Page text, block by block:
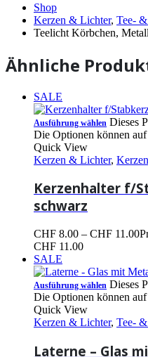
Shop
Kerzen & Lichter, Tee-
Teelicht Körbchen, Metall
Ähnliche
SALE
Ausführung wählen Dieses
Die Optionen können
Quick View
Kerzen & Lichter,
Kerzenhalter f/
schwarz
CHF 8.00 – CHF 11.00
CHF 11.00
SALE
Ausführung wählen Dieses
Die Optionen können
Quick View
Kerzen & Lichter, Tee-
Laterne – Glas